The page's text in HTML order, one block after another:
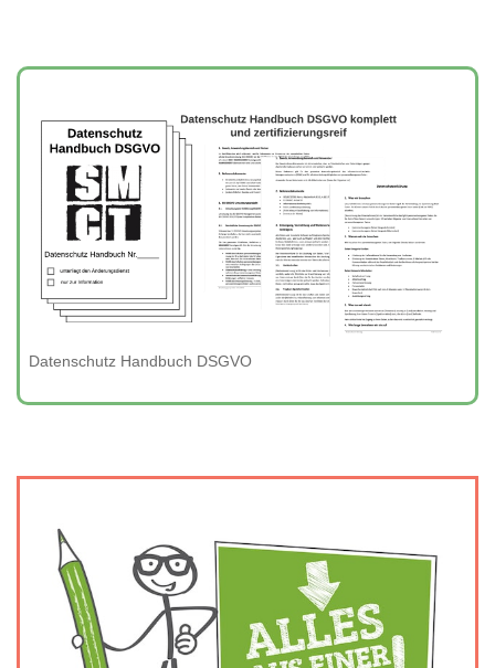
Datenschutz Handbuch DSGVO